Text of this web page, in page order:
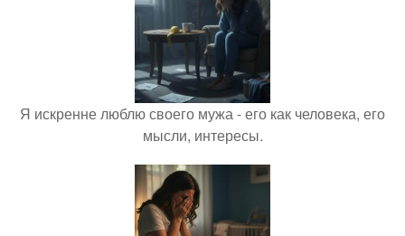
Я искренне люблю своего мужа - его как человека, его
мысли, интересы.